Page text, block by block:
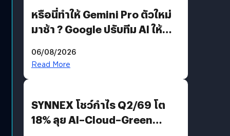
หรือนี่ทำให้ Gemini Pro ตัวใหม่
มาช้า ? Google ปรับทีม AI ให้
AGI
06/08/2026
Read More
SYNNEX โชว์กำไร Q2/69 โต
18% ลุย AI–Cloud–Green